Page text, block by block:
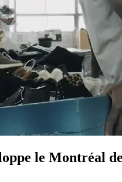
le Montréal